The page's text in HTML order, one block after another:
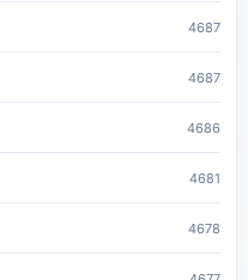
4687
4687
4686
4681
4678